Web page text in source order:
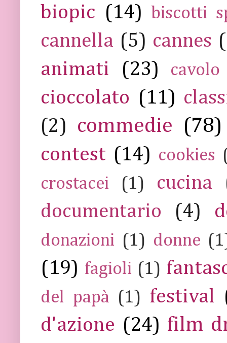
biopic (14) biscotti
cannella (5) cannes
animati
(23) cavolo
cioccolato (11)
(2)
commedie (78)
contest (14) cookies
crostacei
(1) cucina
documentario
(4)
donazioni (1) donne
(19) fagioli (1)
del papà (1) festival
d'azione (24) film